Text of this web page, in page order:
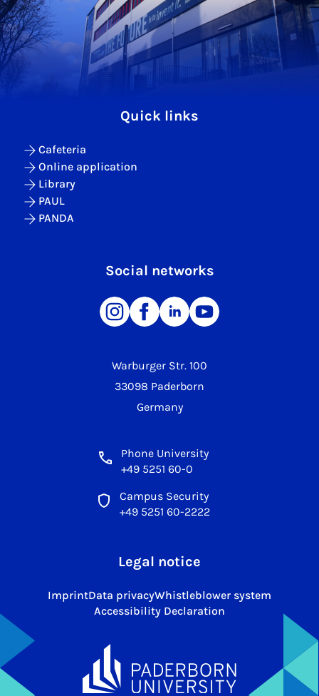
Warburger Str. 100
33098 Paderborn
Germany
Phone University
+49 5251 60-0
Campus Security
+49 5251 60-2222
Quick links
Cafeteria
Online application
Library
PAUL
PANDA
Social networks
Legal notice
ImprintData privacyWhistleblower system
Accessibility Declaration